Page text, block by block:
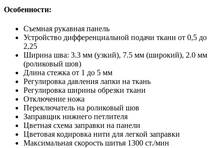
Особенности:
Съемная рукавная панель
Устройство дифференциальной подачи ткани от 0,5 до
2,25
Ширина шва: 3.3 мм (узкий), 7.5 мм (широкий), 2.0 мм
(роликовый шов)
Длина стежка от 1 до 5 мм
Регулировка давления лапки на ткань
Регулировка ширины обрезки ткани
Отключение ножа
Переключатель на роликовый шов
Заправщик нижнего петлителя
Цветная схема заправки на панели
Цветовая кодировка нити для легкой заправки
Максимальная скорость шитья 1300 ст./мин